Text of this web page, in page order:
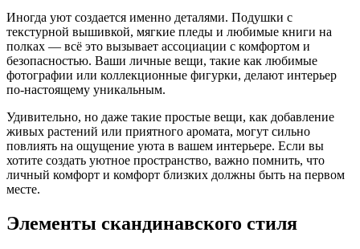
Иногда уют создается именно деталями. Подушки с
текстурной вышивкой, мягкие пледы и любимые книги на
полках — всё это вызывает ассоциации с комфортом и
безопасностью. Ваши личные вещи, такие как любимые
фотографии или коллекционные фигурки, делают интерьер
по-настоящему уникальным.
Удивительно, но даже такие простые вещи, как добавление
живых растений или приятного аромата, могут сильно
повлиять на ощущение уюта в вашем интерьере. Если вы
хотите создать уютное пространство, важно помнить, что
личный комфорт и комфорт близких должны быть на первом
месте.
Элементы скандинавского стиля